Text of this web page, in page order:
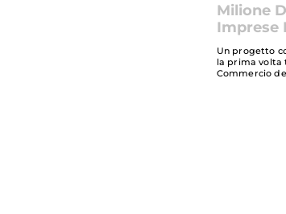
Milione
Imprese
Un progetto
la prima
Commercio